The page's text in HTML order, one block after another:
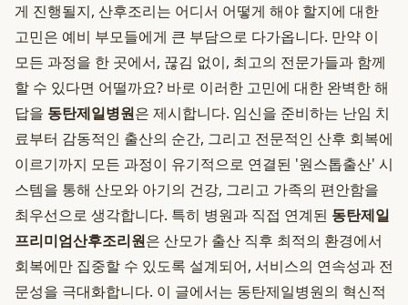
게 진행될지, 산후조리는 어디서 어떻게 해야 할지에 대한
고민은 예비 부모들에게 큰 부담으로 다가옵니다. 만약 이
모든 과정을 한 곳에서, 끊김 없이, 최고의 전문가들과 함께
할 수 있다면 어떨까요? 바로 이러한 고민에 대한 완벽한 해
답을 동탄제일병원은 제시합니다. 임신을 준비하는 난임 치
료부터 감동적인 출산의 순간, 그리고 전문적인 산후 회복에
이르기까지 모든 과정이 유기적으로 연결된 '원스톱출산' 시
스템을 통해 산모와 아기의 건강, 그리고 가족의 편안함을
최우선으로 생각합니다. 특히 병원과 직접 연계된 동탄제일
프리미엄산후조리원은 산모가 출산 직후 최적의 환경에서
회복에만 집중할 수 있도록 설계되어, 서비스의 연속성과 전
문성을 극대화합니다. 이 글에서는 동탄제일병원의 혁신적